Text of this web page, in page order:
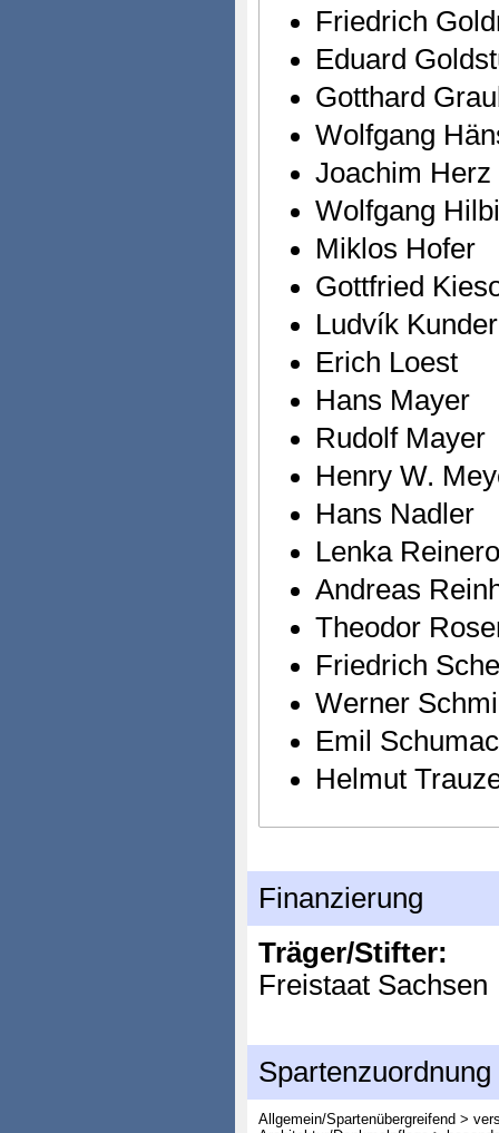
Friedrich
Eduard
Gotthard
Wolfgang
Joachim Herz
Wolfgang
Miklos Hofer
Gottfried
Ludvík
Erich Loest
Hans Mayer
Rudolf Mayer
Henry W.
Hans Nadler
Lenka
Andreas
Theodor
Friedrich
Werner
Emil
Helmut
Finanzierung
Träger/Stifter:
Freistaat Sachsen
Spartenzuordnung
Allgemein/Spartenübergreifend >